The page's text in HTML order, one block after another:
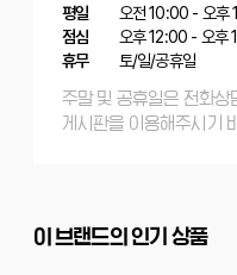
평일
오전 10:00 - 오후
점심
오후 12:00 - 오후
휴무
토/일/공휴일
주말 및 공휴일은 전화상
게시판을 이용해주시기
이 브랜드의 인기 상품